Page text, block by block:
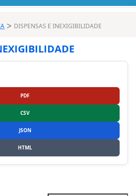
DISPENSAS E INEXIGIBILIDADE
PDF
CSV
JSON
HTML